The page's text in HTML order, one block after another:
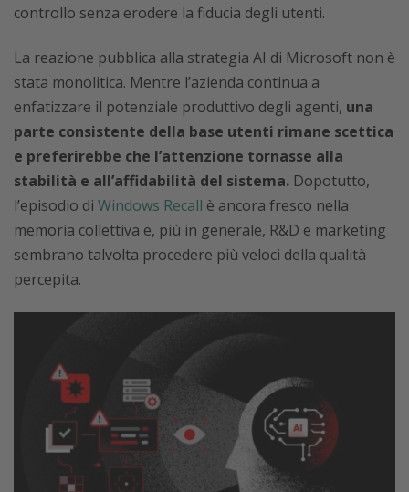
controllo senza erodere la fiducia degli utenti.
La reazione pubblica alla strategia AI di Microsoft non è
stata monolitica. Mentre l’azienda continua a
enfatizzare il potenziale produttivo degli agenti, una
parte consistente della base utenti rimane scettica
e preferirebbe che l’attenzione tornasse alla
stabilità e all’affidabilità del sistema. Dopotutto,
l’episodio di Windows Recall è ancora fresco nella
memoria collettiva e, più in generale, R&D e marketing
sembrano talvolta procedere più veloci della qualità
percepita.